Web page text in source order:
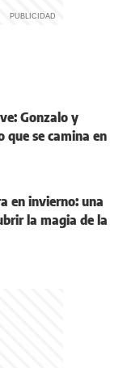
Gonzalo y
que se camina en
en invierno: una
la magia de la